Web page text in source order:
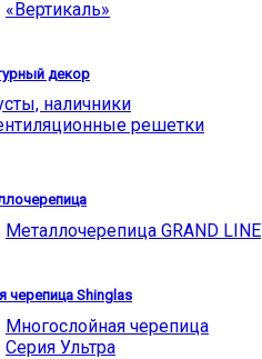
«Вертикаль»
декор
наличники
решетки
Металлочерепица GRAND LINE
черепица Shinglas
Многослойная черепица
Серия Ультра